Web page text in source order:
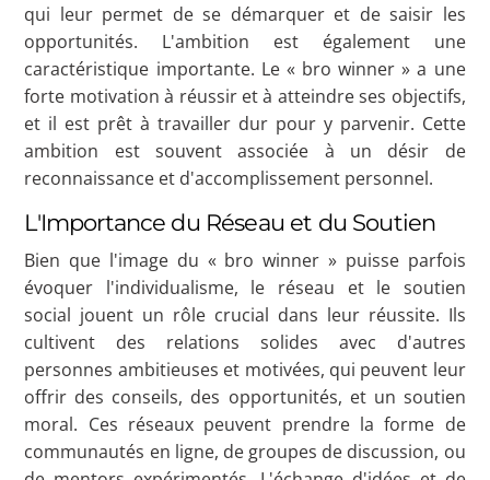
qui leur permet de se démarquer et de saisir les
opportunités. L'ambition est également une
caractéristique importante. Le « bro winner » a une
forte motivation à réussir et à atteindre ses objectifs,
et il est prêt à travailler dur pour y parvenir. Cette
ambition est souvent associée à un désir de
reconnaissance et d'accomplissement personnel.
L'Importance du Réseau et du Soutien
Bien que l'image du « bro winner » puisse parfois
évoquer l'individualisme, le réseau et le soutien
social jouent un rôle crucial dans leur réussite. Ils
cultivent des relations solides avec d'autres
personnes ambitieuses et motivées, qui peuvent leur
offrir des conseils, des opportunités, et un soutien
moral. Ces réseaux peuvent prendre la forme de
communautés en ligne, de groupes de discussion, ou